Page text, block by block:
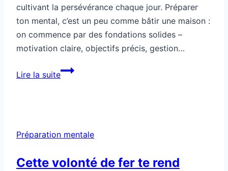
cultivant la persévérance chaque jour. Préparer
ton mental, c’est un peu comme bâtir une maison :
on commence par des fondations solides –
motivation claire, objectifs précis, gestion…
Lire la suitePréparation
30
tu
Préparation mentale
Cette volonté de fer te rend